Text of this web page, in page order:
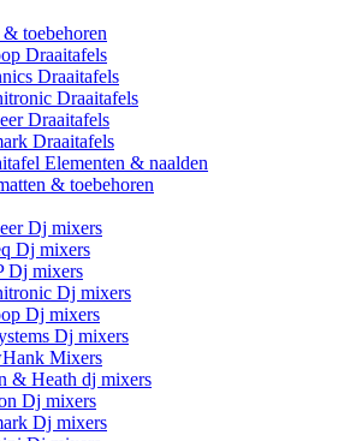
toebehoren
Draaitafels
Draaitafels
Draaitafels
Draaitafels
Draaitafels
Elementen & naalden
& toebehoren
Dj mixers
Dj mixers
Dj mixers
Dj mixers
Dj mixers
Dj mixers
Mixers
& Heath dj mixers
Dj mixers
Dj mixers